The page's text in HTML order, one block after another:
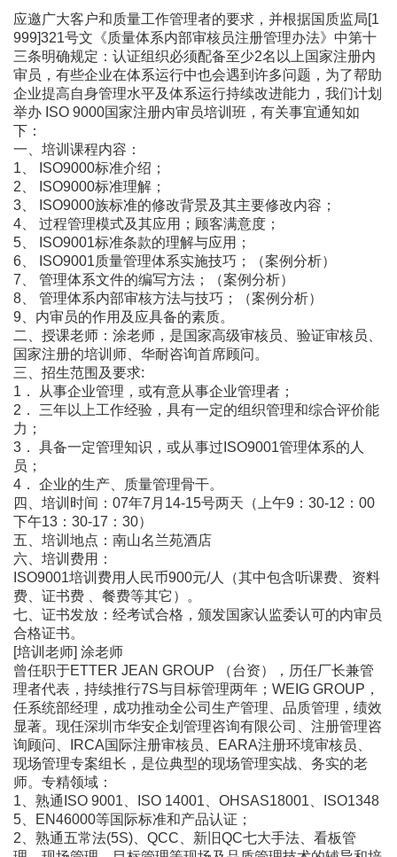
应邀广大客户和质量工作管理者的要求，并根据国质监局[1
999]321号文《质量体系内部审核员注册管理办法》中第十
三条明确规定：认证组织必须配备至少2名以上国家注册内
审员，有些企业在体系运行中也会遇到许多问题，为了帮助
企业提高自身管理水平及体系运行持续改进能力，我们计划
举办 ISO 9000国家注册内审员培训班，有关事宜通知如
下：
一、培训课程内容：
1、 ISO9000标准介绍；
2、 ISO9000标准理解；
3、 ISO9000族标准的修改背景及其主要修改内容；
4、 过程管理模式及其应用；顾客满意度；
5、 ISO9001标准条款的理解与应用；
6、 ISO9001质量管理体系实施技巧；（案例分析）
7、 管理体系文件的编写方法；（案例分析）
8、 管理体系内部审核方法与技巧；（案例分析）
9、内审员的作用及应具备的素质。
二、授课老师：涂老师，是国家高级审核员、验证审核员、
国家注册的培训师、华耐咨询首席顾问。
三、招生范围及要求:
1． 从事企业管理，或有意从事企业管理者；
2． 三年以上工作经验，具有一定的组织管理和综合评价能
力；
3． 具备一定管理知识，或从事过ISO9001管理体系的人
员；
4． 企业的生产、质量管理骨干。
四、培训时间：07年7月14-15号两天（上午9：30-12：00
下午13：30-17：30）
五、培训地点：南山名兰苑酒店
六、培训费用：
ISO9001培训费用人民币900元/人（其中包含听课费、资料
费、证书费 、餐费等其它）。
七、证书发放：经考试合格，颁发国家认监委认可的内审员
合格证书。
[培训老师] 涂老师
曾任职于ETTER JEAN GROUP （台资），历任厂长兼管
理者代表，持续推行7S与目标管理两年；WEIG GROUP，
任系统部经理，成功推动全公司生产管理、品质管理，绩效
显著。现任深圳市华安企划管理咨询有限公司、注册管理咨
询顾问、IRCA国际注册审核员、EARA注册环境审核员、
现场管理专案组长，是位典型的现场管理实战、务实的老
师。专精领域：
1、熟通ISO 9001、ISO 14001、OHSAS18001、ISO1348
5、EN46000等国际标准和产品认证；
2、熟通五常法(5S)、QCC、新旧QC七大手法、看板管